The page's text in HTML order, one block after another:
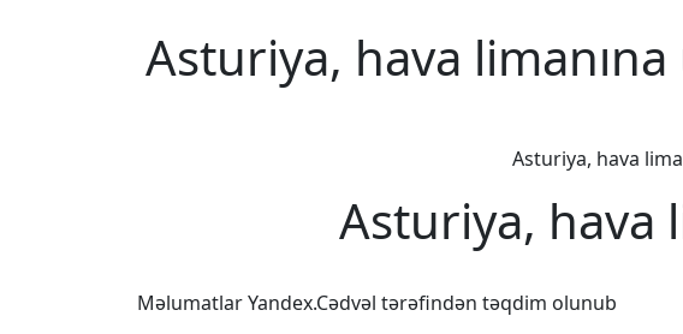
Asturiya, hava
Asturiya, hava
Asturiya, hava
Məlumatlar Yandex.Cədvəl tərəfindən təqdim olunub